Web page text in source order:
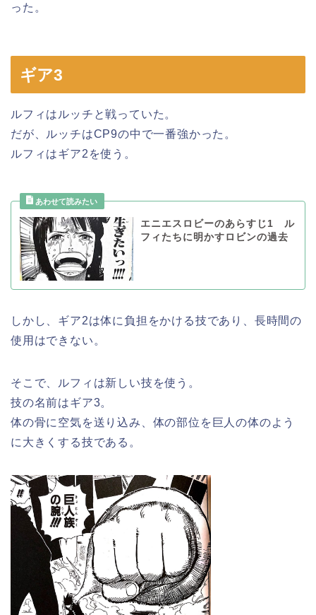
った。
ギア3
ルフィはルッチと戦っていた。
だが、ルッチはCP9の中で一番強かった。
ルフィはギア2を使う。
エニエスロビーのあらすじ1 ル
フィたちに明かすロビンの過去
しかし、ギア2は体に負担をかける技であり、長時間の
使用はできない。
そこで、ルフィは新しい技を使う。
技の名前はギア3。
体の骨に空気を送り込み、体の部位を巨人の体のよう
に大きくする技である。